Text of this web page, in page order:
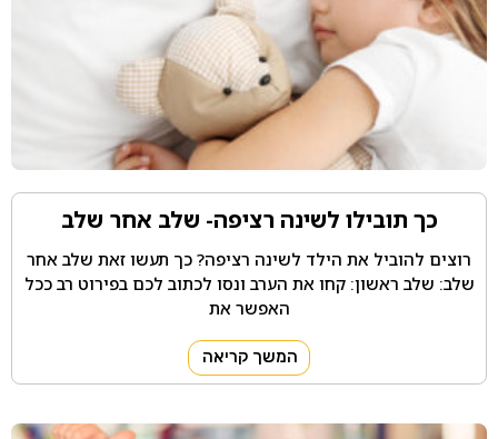
כך תובילו לשינה רציפה- שלב אחר שלב
רוצים להוביל את הילד לשינה רציפה? כך תעשו זאת שלב אחר
שלב: שלב ראשון: קחו את הערב ונסו לכתוב לכם בפירוט רב ככל
האפשר את
המשך קריאה